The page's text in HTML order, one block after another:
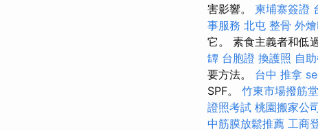
害影響。 柬埔寨簽證
事服務 北屯 整骨 外
它。 素食主義者和低
罈 台胞證 換護照 自
要方法。 台中 推拿
SPF。 竹東市場撥筋堂
證照考試 桃園搬家公
中筋膜放鬆推薦 工商